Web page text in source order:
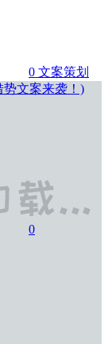
0 文案策划
势文案来袭！)
0